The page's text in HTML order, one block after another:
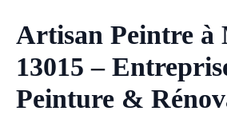
Artisan Peintre à
13015 –
Peinture &